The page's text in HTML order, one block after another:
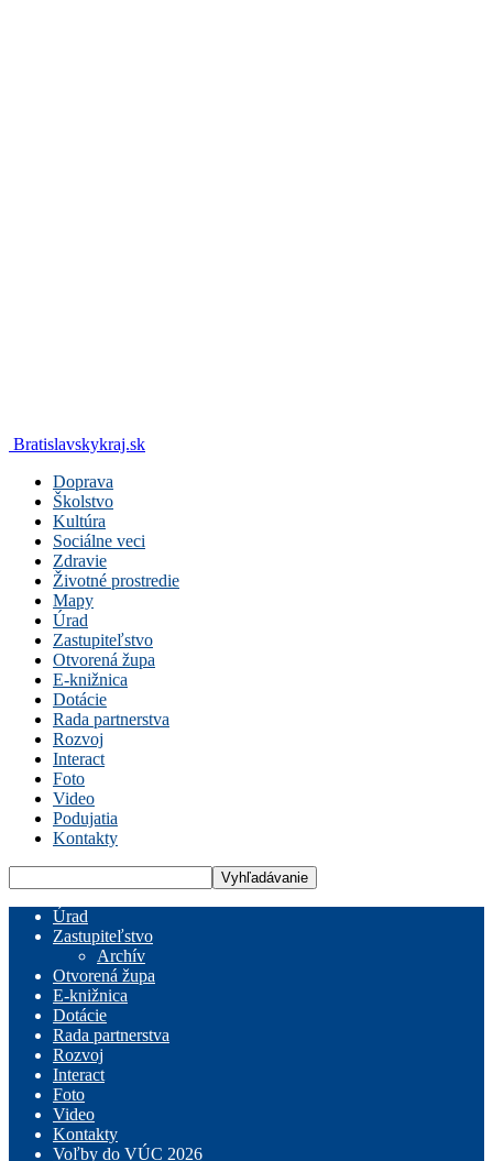
Bratislavskykraj.sk
Doprava
Školstvo
Kultúra
Sociálne veci
Zdravie
Životné prostredie
Mapy
Úrad
Zastupiteľstvo
Otvorená župa
E-knižnica
Dotácie
Rada partnerstva
Rozvoj
Interact
Foto
Video
Podujatia
Kontakty
Úrad
Zastupiteľstvo
Archív
Otvorená župa
E-knižnica
Dotácie
Rada partnerstva
Rozvoj
Interact
Foto
Video
Kontakty
Voľby do VÚC 2026